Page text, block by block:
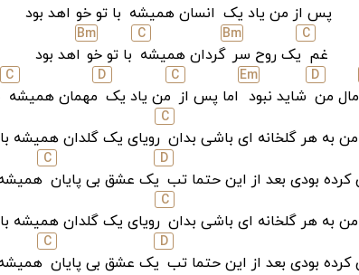
پس از من یاد یک انسان همیشه با تو خو اهد بود
غم
C
یک روح سر
Bm
گردان همیشه
C
با تو خو
Bm
اهد بود
مال من
D
شاید نبود
Em
اما پس از
C
من یاد یک
D
مهمان همیشه
C
من به هر گلخانه ای باشی بدان
C
رویای یک گلدان همیشه با
بودی بعد از این حتما تب
D
یک عشق بی پایان
C
همیشه
من به هر گلخانه ای باشی بدان
C
رویای یک گلدان همیشه با
بودی بعد از این حتما تب
D
یک عشق بی پایان
C
همیشه